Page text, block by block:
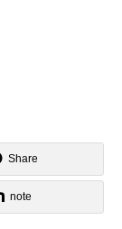
Share
note